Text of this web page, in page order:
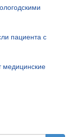
пациента с
медицинские